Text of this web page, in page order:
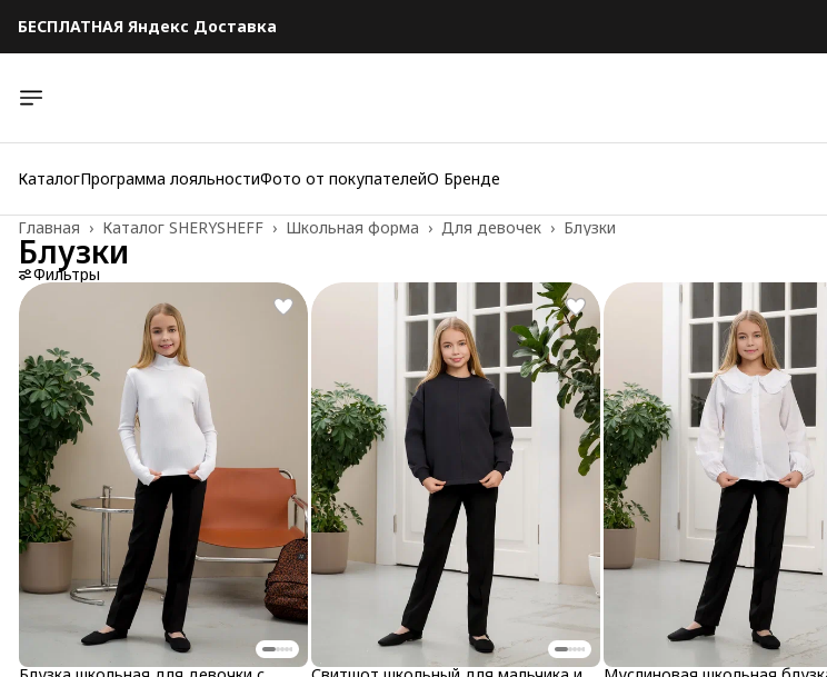
БЕСПЛАТНАЯ Яндекс Доставка
КаталогПрограмма лояльностиФото от покупателейО Бренде
Блузки
Для девочек ›
Школьная форма ›
Каталог SHERYSHEFF ›
Главная ›
Блузки
Фильтры